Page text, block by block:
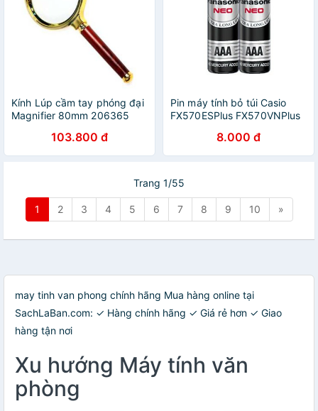
Kính Lúp cầm tay phóng đại
Magnifier 80mm 206365
103.800 đ
Pin máy tính bỏ túi Casio
FX570ESPlus FX570VNPlus
8.000 đ
Trang 1/55
1 2 3 4 5 6 7 8 9 10 »
may tinh van phong chính hãng Mua hàng online tại
SachLaBan.com: ✓ Hàng chính hãng ✓ Giá rẻ hơn ✓ Giao
hàng tận nơi
Xu hướng Máy tính văn
phòng